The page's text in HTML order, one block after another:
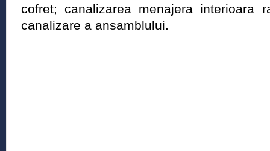
cofret; canalizarea menajera interioara
canalizare a ansamblului.